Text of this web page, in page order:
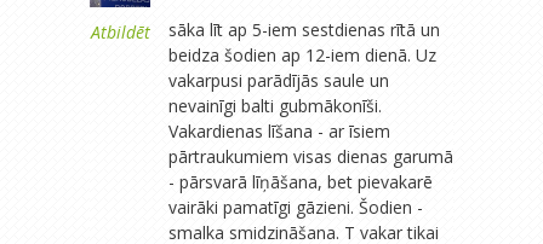
Atbildēt
sāka līt ap 5-iem sestdienas rītā un
beidza šodien ap 12-iem dienā. Uz
vakarpusi parādījās saule un
nevainīgi balti gubmākonīši.
Vakardienas līšana - ar īsiem
pārtraukumiem visas dienas garumā
- pārsvarā līņāšana, bet pievakarē
vairāki pamatīgi gāzieni. Šodien -
smalka smidzināšana. T vakar tikai